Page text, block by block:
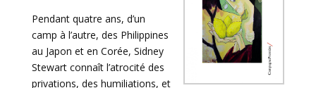
Pendant quatre ans, d’un
camp à l’autre, des Philippines
au Japon et en Corée, Sidney
Stewart connaît l’atrocité des
privations, des humiliations, et